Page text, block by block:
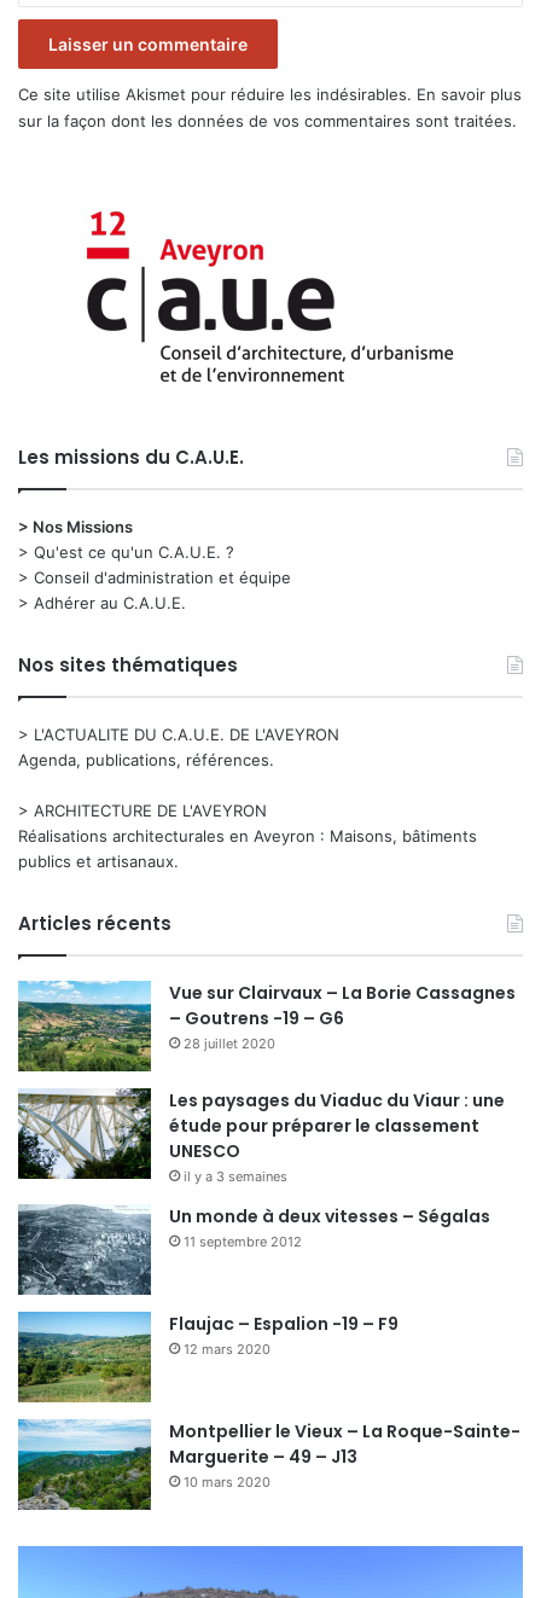
Ce site utilise Akismet pour réduire les indésirables. En savoir plus
sur la façon dont les données de vos commentaires sont traitées.
Les missions du C.A.U.E.
> Nos Missions
> Qu'est ce qu'un C.A.U.E. ?
> Conseil d'administration et équipe
> Adhérer au C.A.U.E.
Nos sites thématiques
> L'ACTUALITE DU C.A.U.E. DE L'AVEYRON
Agenda, publications, références.
> ARCHITECTURE DE L'AVEYRON
Réalisations architecturales en Aveyron : Maisons, bâtiments
publics et artisanaux.
Articles récents
Vue sur Clairvaux – La Borie Cassagnes
– Goutrens -19 – G6
28 juillet 2020
Les paysages du Viaduc du Viaur : une
étude pour préparer le classement
UNESCO
il y a 3 semaines
Un monde à deux vitesses – Ségalas
11 septembre 2012
Flaujac – Espalion -19 – F9
12 mars 2020
Montpellier le Vieux – La Roque-Sainte-
Marguerite – 49 – J13
10 mars 2020